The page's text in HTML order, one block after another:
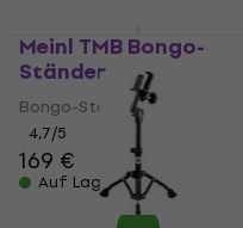
Meinl TMB Bongo-
Ständer
Bongo-Ständer
4,7/5
169 €
Auf Lager